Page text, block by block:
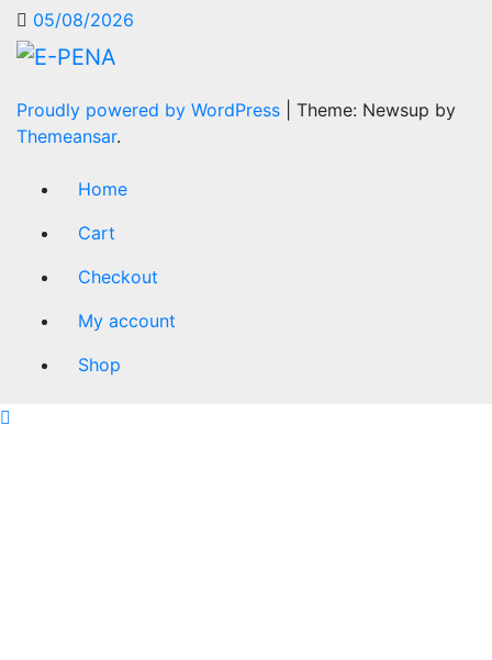
05/08/2026
Proudly powered by WordPress
Theme: Newsup by
Themeansar.
Home
Cart
Checkout
My account
Shop